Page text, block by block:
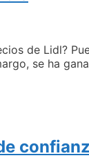
de Lidl?
se ha